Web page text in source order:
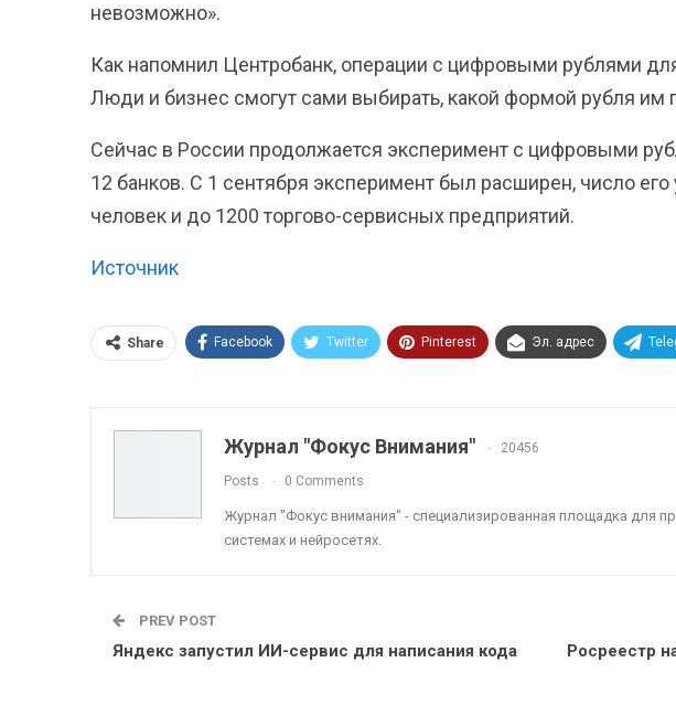
невозможно».
Как напомнил Центробанк, операции с цифровыми рублями
Люди и бизнес смогут сами выбирать, какой формой рубля им
Сейчас в России продолжается эксперимент с цифровыми
12 банков. С 1 сентября эксперимент был расширен, число
человек и до 1200 торгово-сервисных предприятий.
Источник
Share Facebook Twitter Pinterest Эл. адрес
Журнал "Фокус Внимания" 20456
Posts 0 Comments
Журнал "Фокус внимания" - специализированная площадка для
системах и нейросетях.
PREV POST
Яндекс запустил ИИ-сервис для написания кода
Росреестр